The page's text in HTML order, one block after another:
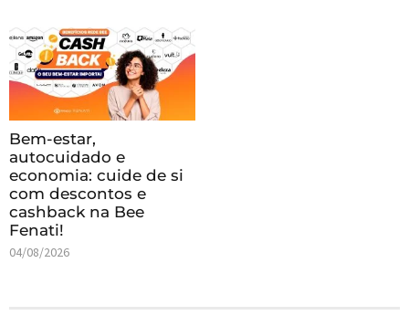
Bem-estar,
autocuidado e
economia: cuide de si
com descontos e
cashback na Bee
Fenati!
04/08/2026